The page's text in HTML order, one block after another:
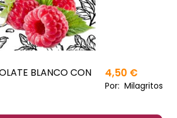
BLANCO CON
4,50 €
Por: Milagritos